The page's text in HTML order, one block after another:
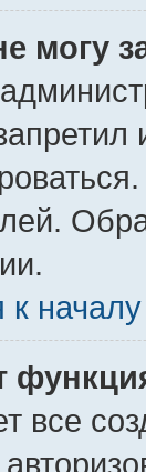
могу
к началу
все